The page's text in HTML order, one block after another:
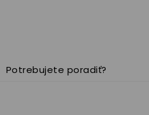
Potrebujete poradiť?